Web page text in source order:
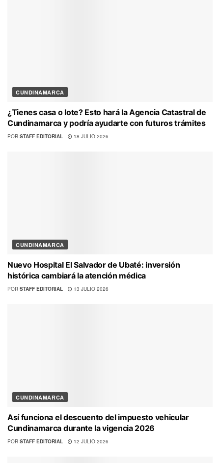
CUNDINAMARCA
¿Tienes casa o lote? Esto hará la Agencia Catastral de
Cundinamarca y podría ayudarte con futuros trámites
POR STAFF EDITORIAL 18 JULIO 2026
CUNDINAMARCA
Nuevo Hospital El Salvador de Ubaté: inversión
histórica cambiará la atención médica
POR STAFF EDITORIAL 13 JULIO 2026
CUNDINAMARCA
Así funciona el descuento del impuesto vehicular
Cundinamarca durante la vigencia 2026
POR STAFF EDITORIAL 12 JULIO 2026